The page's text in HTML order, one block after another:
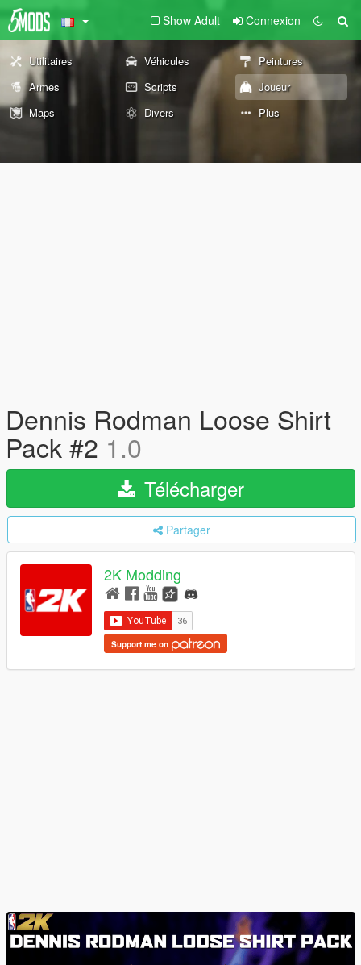
Show Adult Connexion
Utilitaires Véhicules
Peintures
Armes
Scripts
Joueur
Maps
Divers Plus
Dennis Rodman Loose Shirt
Pack #2 1.0
Télécharger
Partager
2K Modding
Support me on